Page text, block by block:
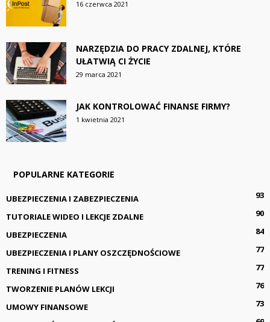
16 czerwca 2021
NARZĘDZIA DO PRACY ZDALNEJ, KTÓRE
UŁATWIĄ CI ŻYCIE
29 marca 2021
JAK KONTROLOWAĆ FINANSE FIRMY?
1 kwietnia 2021
POPULARNE KATEGORIE
UBEZPIECZENIA I ZABEZPIECZENIA
93
TUTORIALE WIDEO I LEKCJE ZDALNE
90
UBEZPIECZENIA
84
UBEZPIECZENIA I PLANY OSZCZĘDNOŚCIOWE
77
TRENING I FITNESS
77
TWORZENIE PLANÓW LEKCJI
76
UMOWY FINANSOWE
73